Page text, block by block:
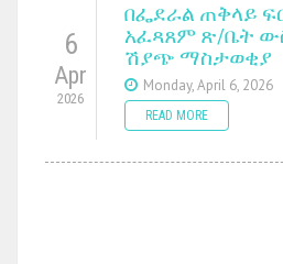
6
Apr
2026
በፌደራል ጠቅላይ
አፈጻጸም ጽ/ቤት
ሽያጭ ማስታወቂያ
Monday, April 6, 2026
READ MORE